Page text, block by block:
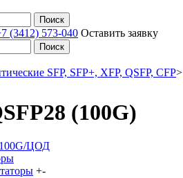
Поиск
(3412) 573-040 Оставить заявку
Поиск
SFP, SFP+, XFP, QSFP, CFP>
(100G)
ЦОД
+-